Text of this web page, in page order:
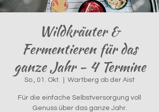
Wildkräuter &
Fermentieren für das
ganze Jahr - 4 Termine
So., 01. Okt. Wartberg ob der Aist
Für die einfache Selbstversorgung voll
Genuss über das ganze Jahr.